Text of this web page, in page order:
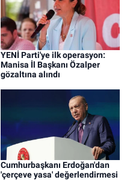
YENİ Parti'ye ilk operasyon:
Manisa İl Başkanı Özalper
gözaltına alındı
Cumhurbaşkanı Erdoğan'dan
'çerçeve yasa' değerlendirmesi